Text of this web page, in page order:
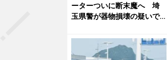
ーターついに断末魔へ 埼
玉県警が器物損壊の疑いで